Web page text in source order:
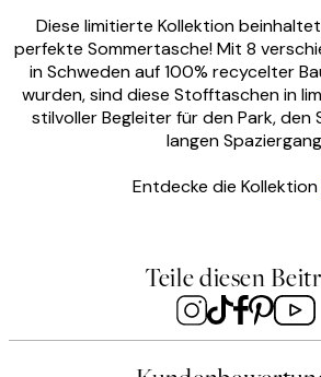
Diese limitierte Kollektion
perfekte Sommertasche! Mit 8
in Schweden auf 100% recycelter
wurden, sind diese Stofftaschen in
stilvoller Begleiter für den Park, den
langen
Entdecke die Kollektion
Teile diesen